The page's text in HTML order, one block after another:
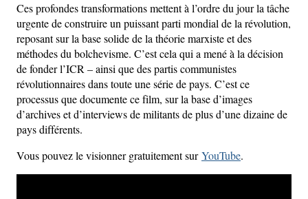
Ces profondes transformations mettent à l’ordre du jour la tâche
urgente de construire un puissant parti mondial de la révolution,
reposant sur la base solide de la théorie marxiste et des
méthodes du bolchevisme. C’est cela qui a mené à la décision
de fonder l’ICR – ainsi que des partis communistes
révolutionnaires dans toute une série de pays. C’est ce
processus que documente ce film, sur la base d’images
d’archives et d’interviews de militants de plus d’une dizaine de
pays différents.
Vous pouvez le visionner gratuitement surYouTube.